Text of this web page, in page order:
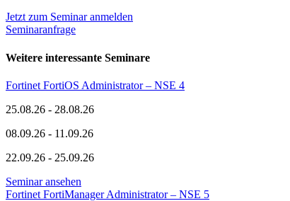
Jetzt zum Seminar anmelden
Seminaranfrage
Weitere interessante Seminare
Fortinet FortiOS Administrator – NSE 4
25.08.26 - 28.08.26
08.09.26 - 11.09.26
22.09.26 - 25.09.26
Seminar ansehen
Fortinet FortiManager Administrator – NSE 5